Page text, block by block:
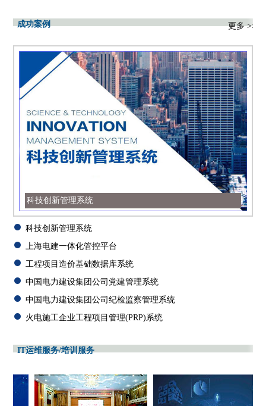
成功案例 更多 >>
科技创新管理系统
科技创新管理系统
上海电建一体化管控平台
工程项目造价基础数据库系统
中国电力建设集团公司党建管理系统
中国电力建设集团公司纪检监察管理系统
火电施工企业工程项目管理(PRP)系统
IT运维服务/培训服务